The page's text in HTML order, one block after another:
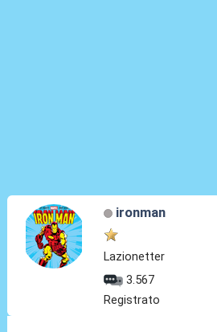
ironman
Lazionetter
3.567
Registrato